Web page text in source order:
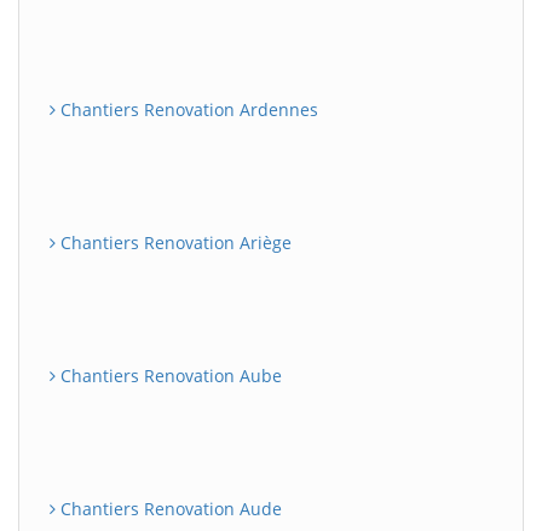
Chantiers Renovation Ardennes
Chantiers Renovation Ariège
Chantiers Renovation Aube
Chantiers Renovation Aude